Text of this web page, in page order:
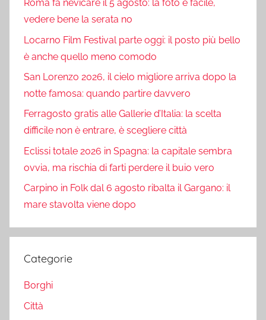
Roma fa nevicare il 5 agosto: la foto è facile,
vedere bene la serata no
Locarno Film Festival parte oggi: il posto più bello
è anche quello meno comodo
San Lorenzo 2026, il cielo migliore arriva dopo la
notte famosa: quando partire davvero
Ferragosto gratis alle Gallerie d’Italia: la scelta
difficile non è entrare, è scegliere città
Eclissi totale 2026 in Spagna: la capitale sembra
ovvia, ma rischia di farti perdere il buio vero
Carpino in Folk dal 6 agosto ribalta il Gargano: il
mare stavolta viene dopo
Categorie
Borghi
Città